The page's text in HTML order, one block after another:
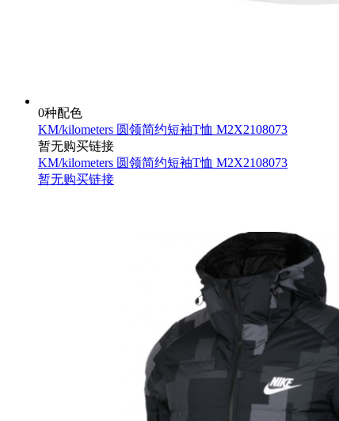
0种配色
KM/kilometers 圆领简约短袖T恤 M2X2108073
暂无购买链接
KM/kilometers 圆领简约短袖T恤 M2X2108073
暂无购买链接